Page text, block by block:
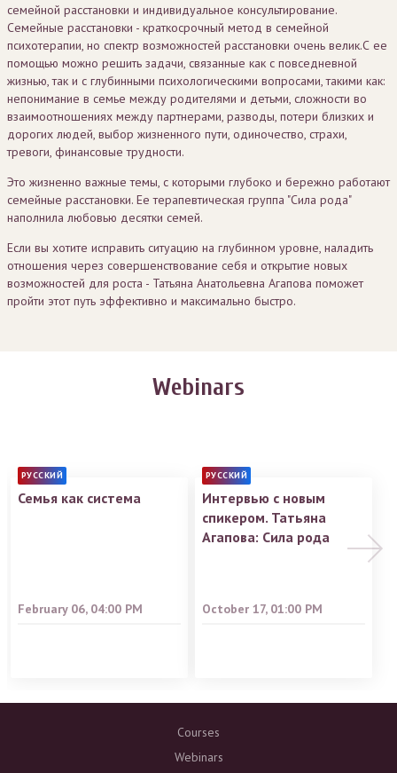
семейной расстановки и индивидуальное консультирование.
Семейные расстановки - краткосрочный метод в семейной
психотерапии, но спектр возможностей расстановки очень велик.С ее
помощью можно решить задачи, связанные как с повседневной
жизнью, так и с глубинными психологическими вопросами, такими как:
непонимание в семье между родителями и детьми, сложности во
взаимоотношениях между партнерами, разводы, потери близких и
дорогих людей, выбор жизненного пути, одиночество, страхи,
тревоги, финансовые трудности.
Это жизненно важные темы, с которыми глубоко и бережно работают
семейные расстановки. Ее терапевтическая группа "Сила рода"
наполнила любовью десятки семей.
Если вы хотите исправить ситуацию на глубинном уровне, наладить
отношения через совершенствование себя и открытие новых
возможностей для роста - Татьяна Анатольевна Агапова поможет
пройти этот путь эффективно и максимально быстро.
Webinars
РУССКИЙ
Семья как система
February 06, 04:00 PM
РУССКИЙ
Интервью с новым
спикером. Татьяна
Агапова: Сила рода
October 17, 01:00 PM
Courses
Webinars